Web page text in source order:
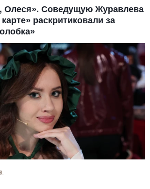
Олеся». Соведущую Журавлева
раскритиковали за